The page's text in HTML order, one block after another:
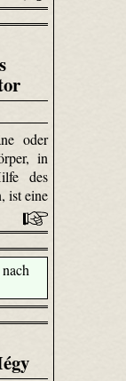
oder
in
des
ist eine